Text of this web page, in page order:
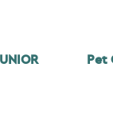
Pet